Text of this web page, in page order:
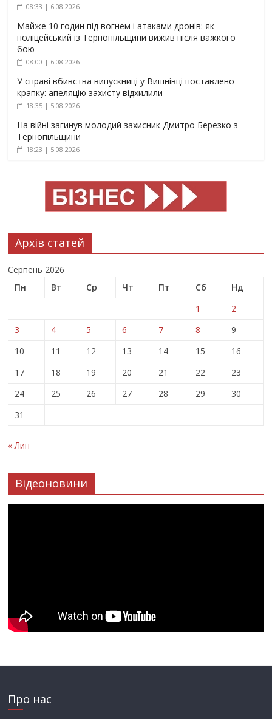
08:33 | 6.08.2026
Майже 10 годин під вогнем і атаками дронів: як
поліцейський із Тернопільщини вижив після важкого
бою
08:00 | 6.08.2026
У справі вбивства випускниці у Вишнівці поставлено
крапку: апеляцію захисту відхилили
18:35 | 5.08.2026
На війні загинув молодий захисник Дмитро Березко з
Тернопільщини
18:23 | 5.08.2026
Архів статей
Серпень 2026
Пн
Вт Ср Чт Пт Сб
Нд
1
2
3
4 5 6 7 8
9
10
11 12 13 14 15
16
17
18 19 20 21 22
23
24
25 26 27 28 29
30
31
« Лип
Відеоновини
Про нас